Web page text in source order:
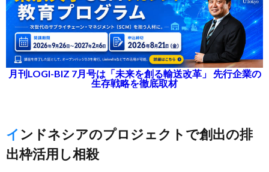
月刊LOGI-BIZ 7月号は「未来を創る輸送改革」 先行企業の
生存戦略を徹底取材
インドネシアのプロジェクトで創出の排
出枠活用し相殺